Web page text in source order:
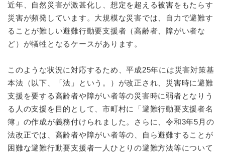
近年、自然災害が激甚化し、想定を超える被害をもたらす
災害が頻発しています。大規模な災害では、自力で避難す
ることが難しい避難行動要支援者（高齢者、障がい者な
ど）が犠牲となるケースがあります。
このような状況に対応するため、平成25年には災害対策基
本法（以下、「法」という。）が改正され、災害時に避難
支援を要する高齢者や障がい者等の災害時に弱者となりう
る人の支援を目的として、市町村に「避難行動要支援者名
簿」の作成が義務付けられました。さらに、令和3年5月の
法改正では、高齢者や障がい者等の、自ら避難することが
困難な避難行動要支援者一人ひとりの避難方法等について